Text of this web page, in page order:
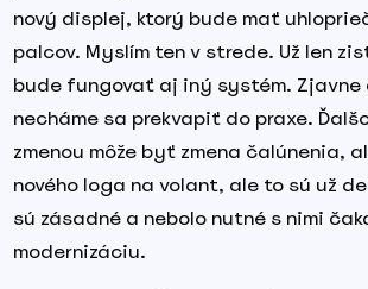
nový displej, ktorý bude mať
palcov. Myslím ten v strede. Už len
bude fungovať aj iný systém. Zjavne
necháme sa prekvapiť do praxe.
zmenou môže byť zmena čalúnenia,
nového loga na volant, ale to sú už
sú zásadné a nebolo nutné s nimi
modernizáciu.